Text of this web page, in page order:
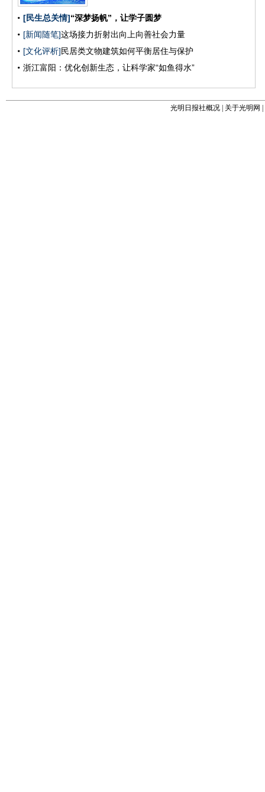
光明日报社概况 关于光明网